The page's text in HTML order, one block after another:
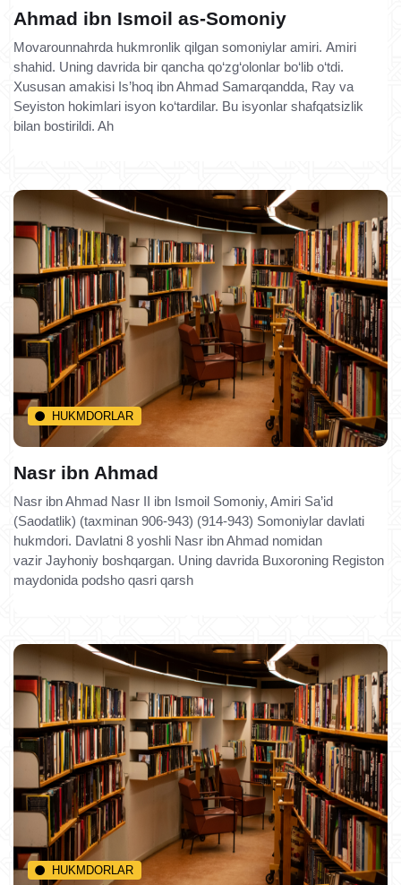
Ahmad ibn Ismoil as-Somoniy
Movarounnahrda hukmronlik qilgan somoniylar amiri. Amiri
shahid. Uning davrida bir qancha qo‘zg‘olonlar bo‘lib o‘tdi.
Xususan amakisi Is’hoq ibn Ahmad Samarqandda, Ray va
Seyiston hokimlari isyon ko‘tardilar. Bu isyonlar shafqatsizlik
bilan bostirildi. Ah
HUKMDORLAR
Nasr ibn Ahmad
Nasr ibn Ahmad Nasr II ibn Ismoil Somoniy, Amiri Sa’id
(Saodatlik) (taxminan 906-943) (914-943) Somoniylar davlati
hukmdori. Davlatni 8 yoshli Nasr ibn Ahmad nomidan
vazir Jayhoniy boshqargan. Uning davrida Buxoroning Registon
maydonida podsho qasri qarsh
HUKMDORLAR